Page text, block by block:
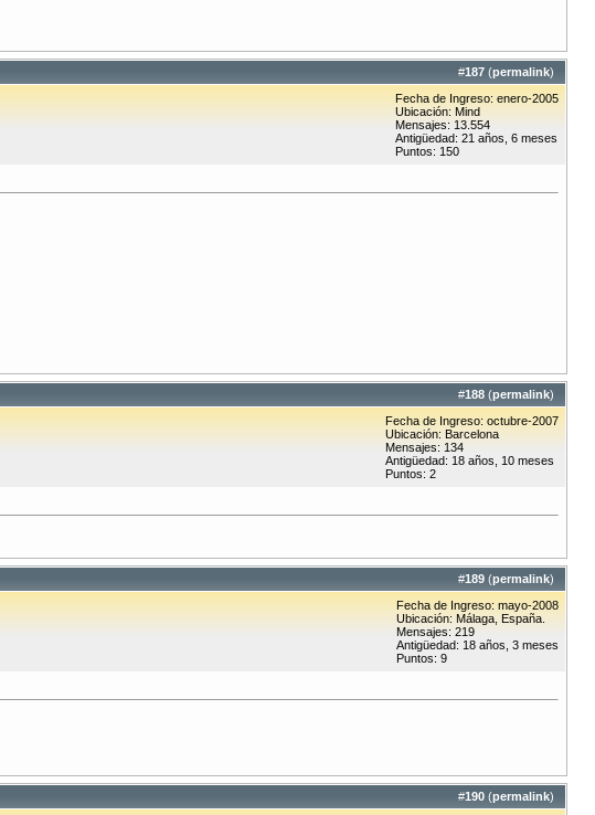
#187 (permalink)
Fecha de Ingreso: enero-2005
Ubicación: Mind
Mensajes: 13.554
Antigüedad: 21 años, 6 meses
Puntos: 150
#188 (permalink)
Fecha de Ingreso: octubre-2007
Ubicación: Barcelona
Mensajes: 134
Antigüedad: 18 años, 10 meses
Puntos: 2
#189 (permalink)
Fecha de Ingreso: mayo-2008
Ubicación: Málaga, España.
Mensajes: 219
Antigüedad: 18 años, 3 meses
Puntos: 9
#190 (permalink)